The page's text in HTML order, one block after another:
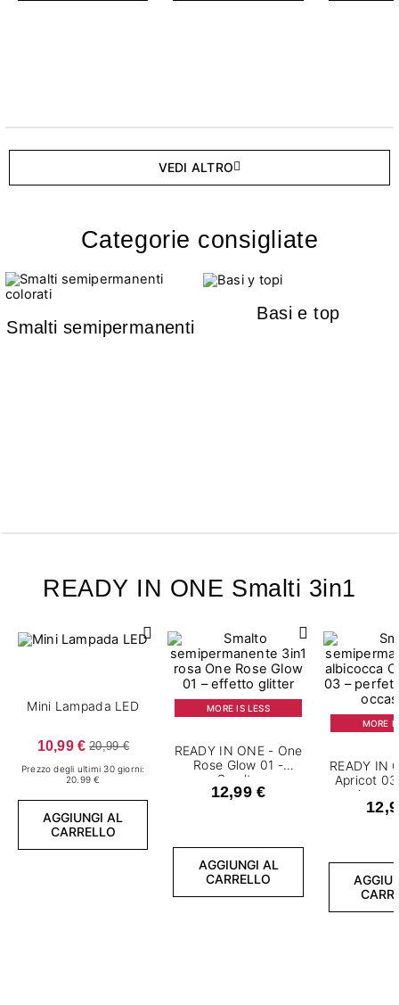
VEDI ALTRO
Categorie consigliate
Smalti semipermanenti
Basi e top
READY IN ONE Smalti 3in1
Mini Lampada LED
10,99 € 20,99 €
Prezzo degli ultimi 30 giorni:
20.99 €
AGGIUNGI AL
CARRELLO
MORE IS LESS
READY IN ONE - One
Rose Glow 01 -
Smalto
semipermanente 7,2
12,99 €
AGGIUNGI AL
CARRELLO
MORE
READY IN
Apricot